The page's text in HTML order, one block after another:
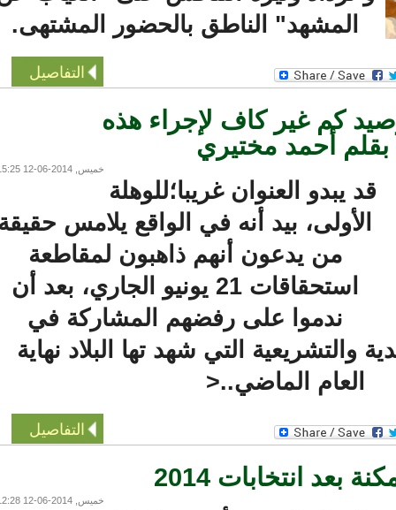
المشهد" الناطق بالحضور المشتهى.
التفاصيل
كم غير كاف لإجراء هذه
أحمد مختيري
خميس, 2014-06-12 15:25
قد يبدو العنوان غريبا؛للوهلة
الأولى، بيد أنه في الواقع يلامس حقيقة
من يدعون أنهم ذاهبون لمقاطعة
استحقاقات 21 يونيو الجاري، بعد أن
ندموا على رفضهم المشاركة في
والتشريعية التي شهد تها البلاد نهاية
العام الماضي..<
التفاصيل
انتخابات 2014
خميس, 2014-06-12 12:28